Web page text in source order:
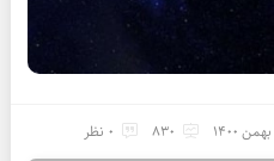
830 0 نظر